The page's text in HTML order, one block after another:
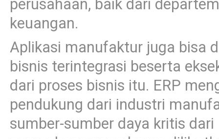
perusahaan, baik dari
keuangan.
Aplikasi manufaktur juga bisa
bisnis terintegrasi beserta
dari proses bisnis itu. ERP
pendukung dari industri
sumber-sumber daya kritis